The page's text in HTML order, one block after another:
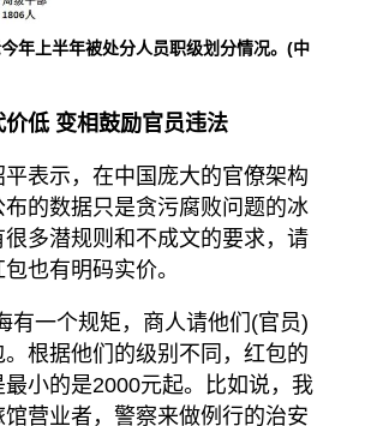
年上半年被处分人员职级划分情况。(中
低 变相鼓励官员违法
表示，在中国庞大的官僚架构
布的数据只是贪污腐败问题的冰
多潜规则和不成文的要求，请
也有明码实价。
有一个规矩，商人请他们(官员)
根据他们的级别不同，红包的
小的是2000元起。比如说，我
营业者，警察来做例行的治安